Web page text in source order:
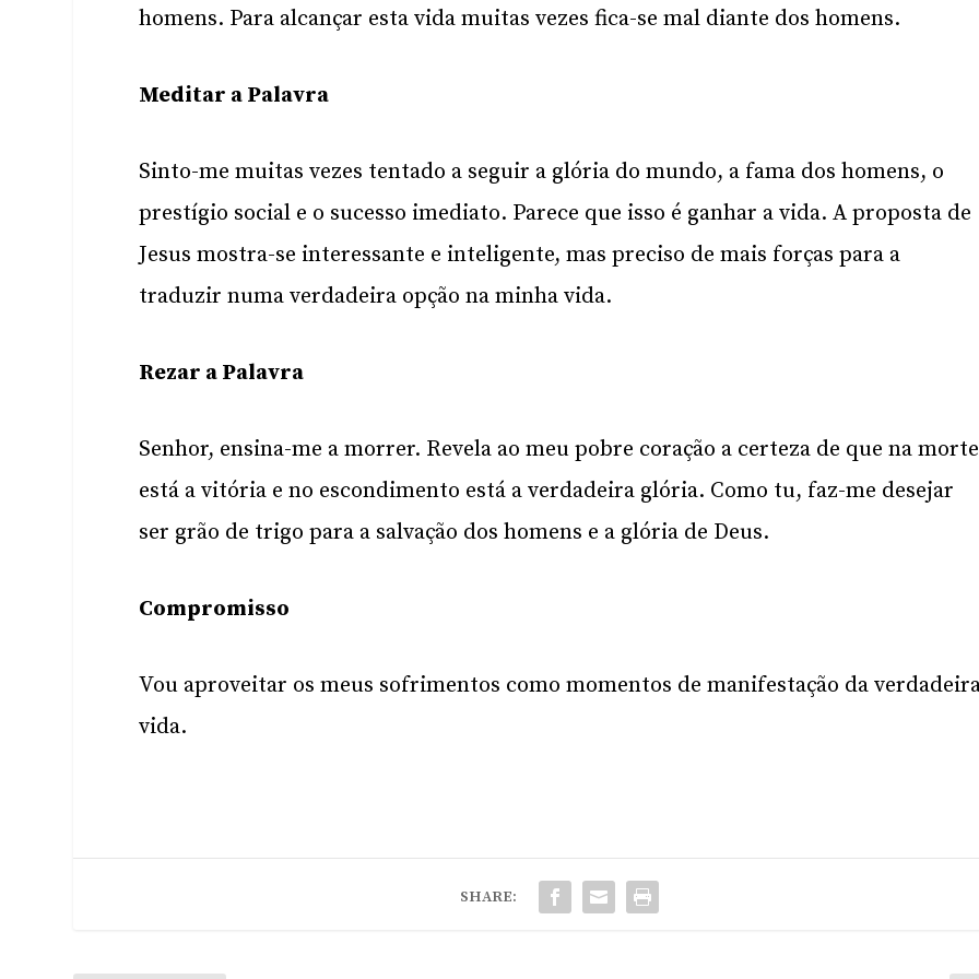
homens. Para alcançar esta vida muitas vezes fica-se mal diante dos homens.
Meditar a Palavra
Sinto-me muitas vezes tentado a seguir a glória do mundo, a fama dos homens, o
prestígio social e o sucesso imediato. Parece que isso é ganhar a vida. A proposta de
Jesus mostra-se interessante e inteligente, mas preciso de mais forças para a
traduzir numa verdadeira opção na minha vida.
Rezar a Palavra
Senhor, ensina-me a morrer. Revela ao meu pobre coração a certeza de que na morte
está a vitória e no escondimento está a verdadeira glória. Como tu, faz-me desejar
ser grão de trigo para a salvação dos homens e a glória de Deus.
Compromisso
Vou aproveitar os meus sofrimentos como momentos de manifestação da
vida.
SHARE: